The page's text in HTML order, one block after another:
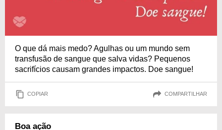
O que dá mais medo? Agulhas ou um mundo sem
transfusão de sangue que salva vidas? Pequenos
sacrifícios causam grandes impactos. Doe sangue!
COPIAR COMPARTILHAR
Boa ação